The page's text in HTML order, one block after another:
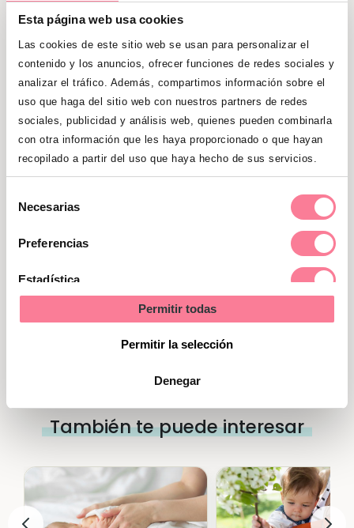
Esta página web usa cookies
Las cookies de este sitio web se usan para personalizar el
contenido y los anuncios, ofrecer funciones de redes sociales y
analizar el tráfico. Además, compartimos información sobre el
uso que haga del sitio web con nuestros partners de redes
sociales, publicidad y análisis web, quienes pueden combinarla
con otra información que les haya proporcionado o que hayan
recopilado a partir del uso que haya hecho de sus servicios.
Necesarias
Preferencias
Estadística
Permitir todas
Permitir la selección
Denegar
de estas cosas, para que tú puedas
del bebé.
Gana una canastilla con productos
imprescindibles para tu bebé
También te puede interesar